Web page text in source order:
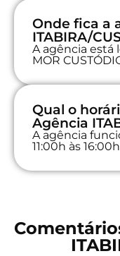
Onde fica a
ITABIRA/
A agência está
MOR
Qual o
Agência
A agência
11:00h às 16:00h